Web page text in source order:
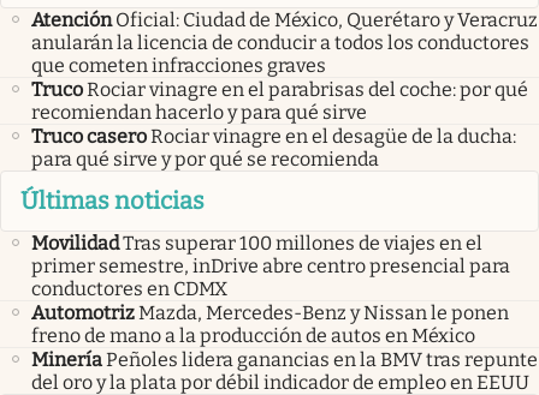
Atención Oficial: Ciudad de México, Querétaro y Veracruz
anularán la licencia de conducir a todos los conductores
que cometen infracciones graves
TrucoRociar vinagre en el parabrisas del coche: por qué
recomiendan hacerlo y para qué sirve
Truco caseroRociar vinagre en el desagüe de la ducha:
para qué sirve y por qué se recomienda
Últimas noticias
MovilidadTras superar 100 millones de viajes en el
primer semestre, inDrive abre centro presencial para
conductores en CDMX
AutomotrizMazda, Mercedes-Benz y Nissan le ponen
freno de mano a la producción de autos en México
MineríaPeñoles lidera ganancias en la BMV tras repunte
del oro y la plata por débil indicador de empleo en EEUU